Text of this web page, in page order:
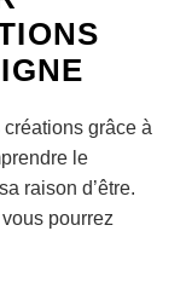
grâce à
le
raison d’être.
pourrez